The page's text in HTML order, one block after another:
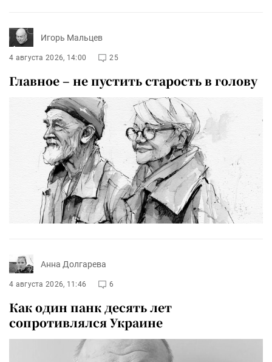
Игорь Мальцев
4 августа 2026, 14:00 25
Главное – не пустить старость в голову
Анна Долгарева
4 августа 2026, 11:46 6
Как один панк десять лет
сопротивлялся Украине